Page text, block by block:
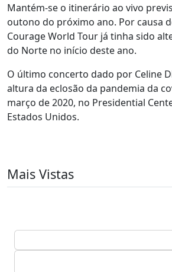
Mantém-se o itinerário ao vivo
outono do próximo ano. Por causa
Courage World Tour já tinha sido
do Norte no início deste ano.
O último concerto dado por Celine
altura da eclosão da pandemia da
março de 2020, no Presidential
Estados Unidos.
Mais Vistas